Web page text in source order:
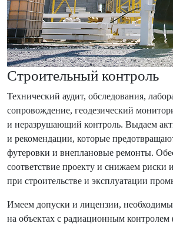
Строительный контроль
Технический аудит, обследования,
сопровождение, геодезический
и неразрушающий контроль. Выдаем
и рекомендации, которые
футеровки и внеплановые ремонты.
соответствие проекту и снижаем риски
при строительстве и эксплуатации
Имеем допуски и лицензии,
на объектах с радиационным контролем